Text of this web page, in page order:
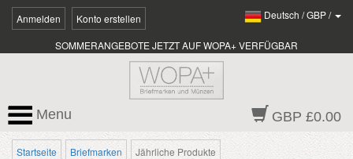
Anmelden Konto erstellen Deutsch /GBP/
SOMMERANGEBOTE JETZT AUF WOPA+ VERFÜGBAR
GBP £0.00
Menu
Startseite Briefmarken Jährliche Produkte